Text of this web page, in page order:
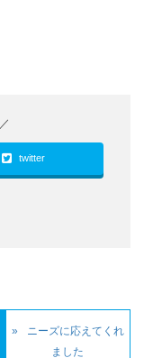
twitter
ニーズに応えてくれ
ました